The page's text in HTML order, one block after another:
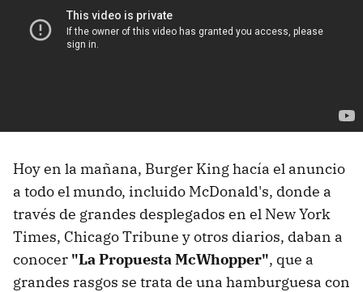
Hoy en la mañana, Burger King hacía el anuncio
a todo el mundo, incluido McDonald's, donde a
través de grandes desplegados en el New York
Times, Chicago Tribune y otros diarios, daban a
conocer "La Propuesta McWhopper", que a
grandes rasgos se trata de una hamburguesa con